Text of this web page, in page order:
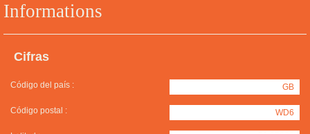
Informations
Cifras
Código del país : GB
Código postal : WD6